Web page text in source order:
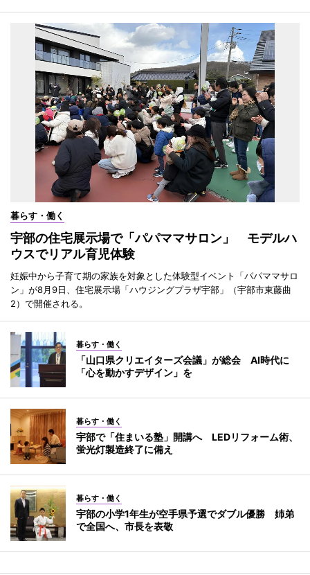
暮らす・働く
宇部の住宅展示場で「パパママサロン」 モデルハ
ウスでリアル育児体験
妊娠中から子育て期の家族を対象とした体験型イベント「パパママサロ
ン」が8月9日、住宅展示場「ハウジングプラザ宇部」（宇部市東藤曲
2）で開催される。
暮らす・働く
「山口県クリエイターズ会議」が総会 AI時代に
「心を動かすデザイン」を
暮らす・働く
宇部で「住まいる塾」開講へ LEDリフォーム術、
蛍光灯製造終了に備え
暮らす・働く
宇部の小学1年生が空手県予選でダブル優勝 姉弟
で全国へ、市長を表敬